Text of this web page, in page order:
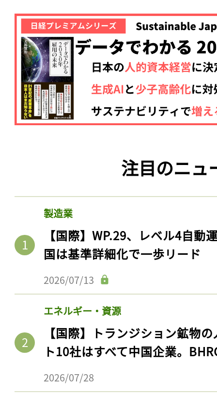
注目のニュ
製造業
【国際】WP.29、レベル4自動
国は基準詳細化で一歩リード
2026/07/13
エネルギー・資源
【国際】トランジション鉱物
ト10社はすべて中国企業。
2026/07/28